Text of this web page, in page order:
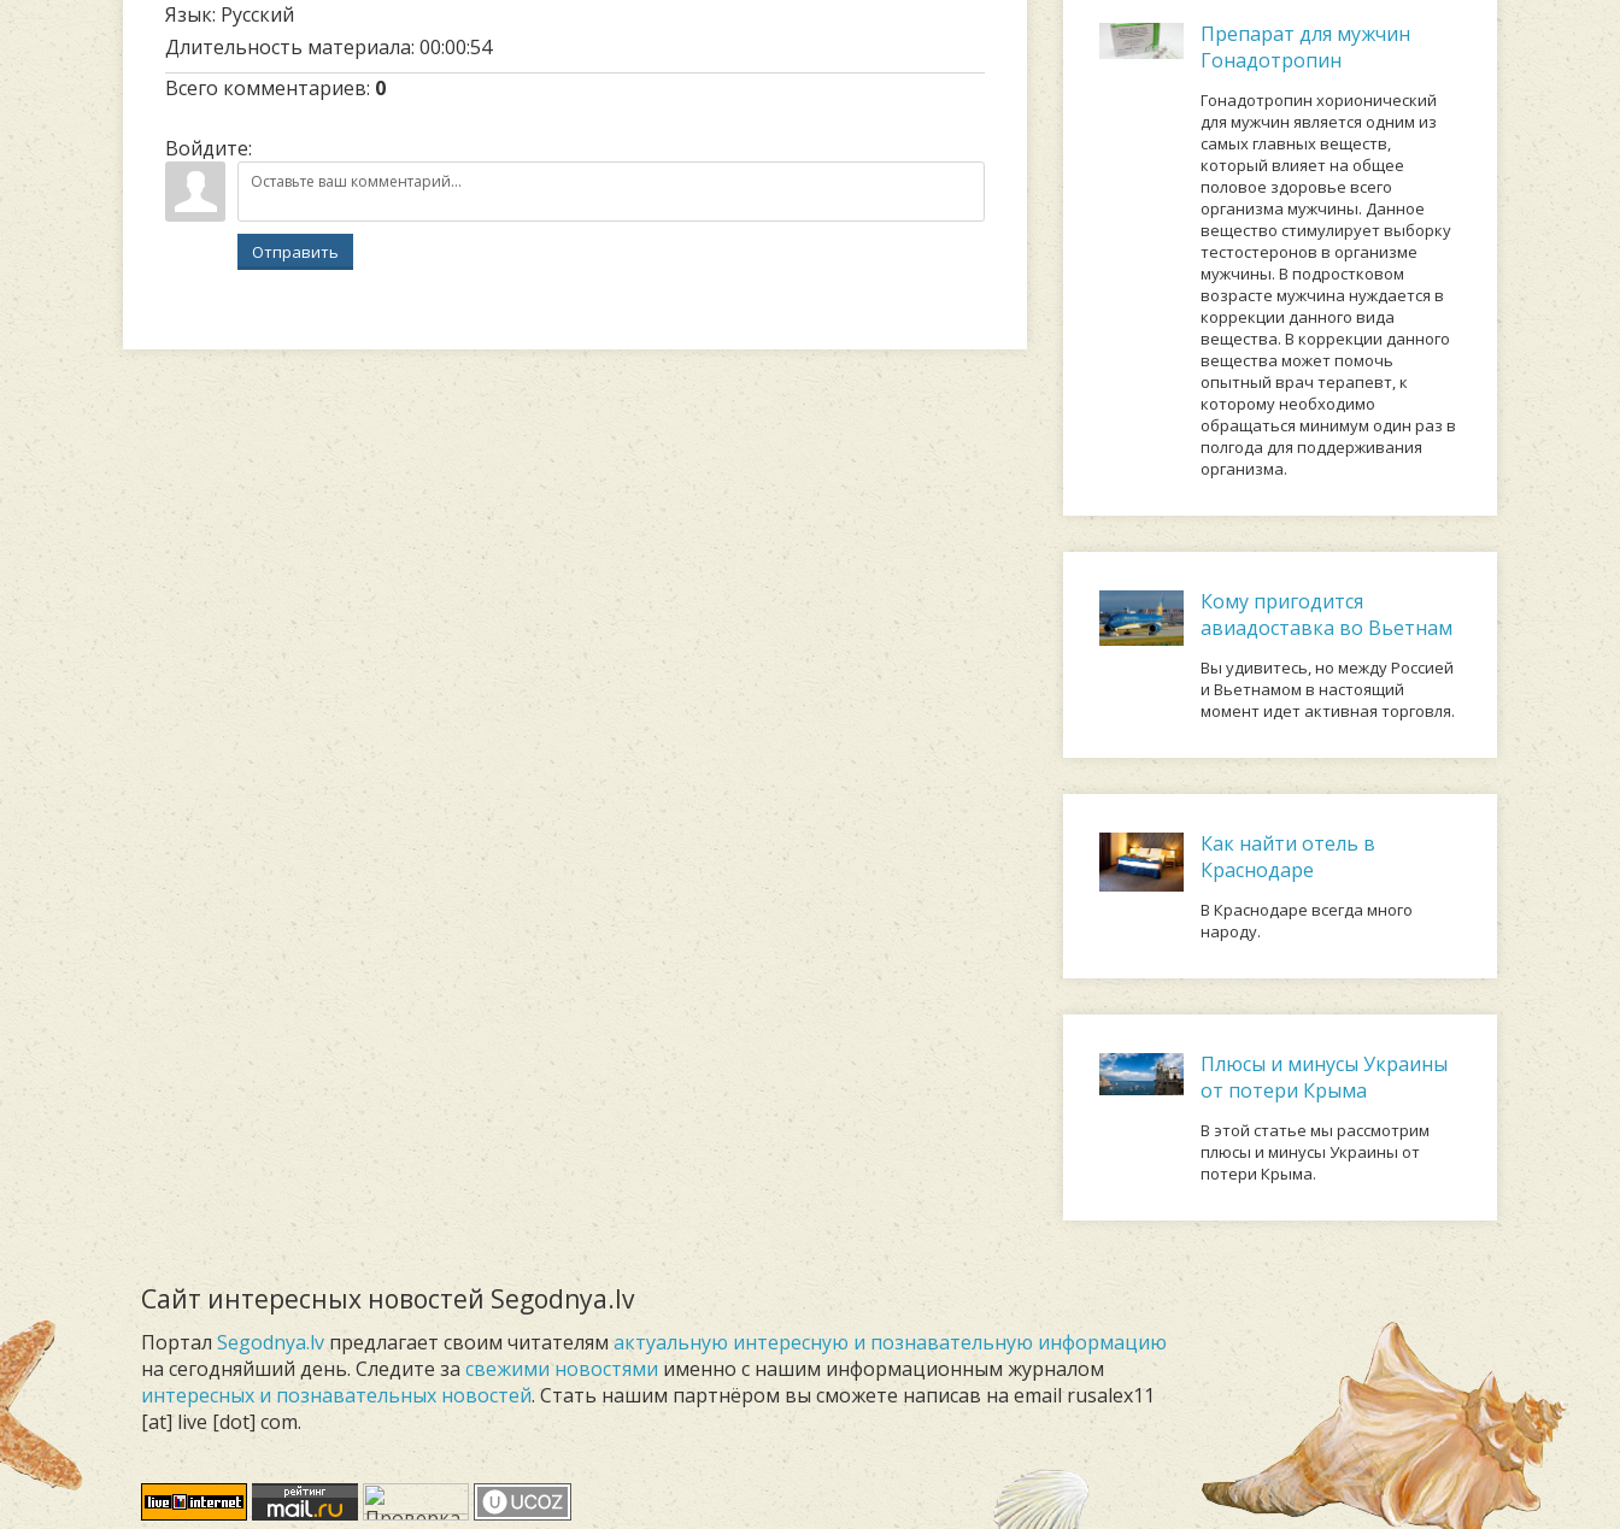
Язык: Русский
Длительность материала: 00:00:54
Всего комментариев: 0
Войдите:
Отправить
Препарат для мужчин
Гонадотропин
Гонадотропин хорионический
для мужчин является одним из
самых главных веществ,
который влияет на общее
половое здоровье всего
организма мужчины. Данное
вещество стимулирует выборку
тестостеронов в организме
мужчины. В подростковом
возрасте мужчина нуждается в
коррекции данного вида
вещества. В коррекции данного
вещества может помочь
опытный врач терапевт, к
которому необходимо
обращаться минимум один раз в
полгода для поддерживания
организма.
Кому пригодится
авиадоставка во Вьетнам
Вы удивитесь, но между Россией
и Вьетнамом в настоящий
момент идет активная торговля.
Как найти отель в
Краснодаре
В Краснодаре всегда много
народу.
Плюсы и минусы Украины
от потери Крыма
В этой статье мы рассмотрим
плюсы и минусы Украины от
потери Крыма.
Сайт интересных новостей Segodnya.lv
Портал Segodnya.lv предлагает своим читателям актуальную интересную и познавательную информацию
на сегодняйший день. Следите за свежими новостями именно с нашим информационным журналом
интересных и познавательных новостей. Стать нашим партнёром вы сможете написав на email rusalex11
[at] live [dot] com.